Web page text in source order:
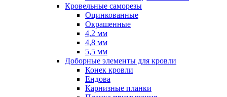
Кровельные саморезы
Оцинкованные
Окрашенные
4,2 мм
4,8 мм
5,5 мм
Доборные элементы для кровли
Конек кровли
Ендова
Карнизные планки